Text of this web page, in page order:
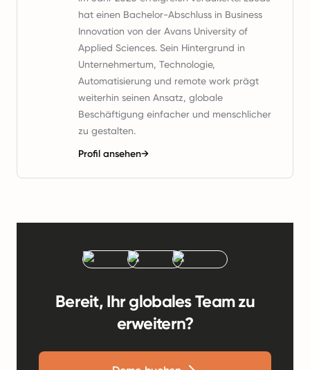
hat einen Bachelor-Abschluss in Business
Innovation von der Avans University of
Applied Sciences. Sein Hintergrund in
Unternehmertum, Technologie,
Automatisierung und remote work prägt
weiterhin seinen Ansatz, globale
Beschäftigung einfacher und menschlicher
zu gestalten.
Profil ansehen→
Bereit, Ihr globales Team zu
erweitern?